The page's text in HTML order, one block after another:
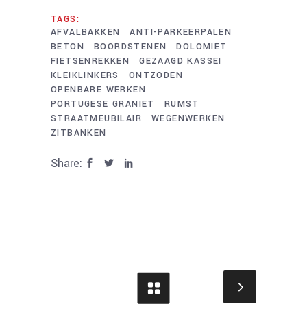
TAGS:
AFVALBAKKEN
ANTI-PARKEERPALEN
BETON
BOORDSTENEN
DOLOMIET
FIETSENREKKEN
GEZAAGD KASSEI
KLEIKLINKERS
ONTZODEN
OPENBARE WERKEN
PORTUGESE GRANIET
RUMST
STRAATMEUBILAIR
WEGENWERKEN
ZITBANKEN
Share: